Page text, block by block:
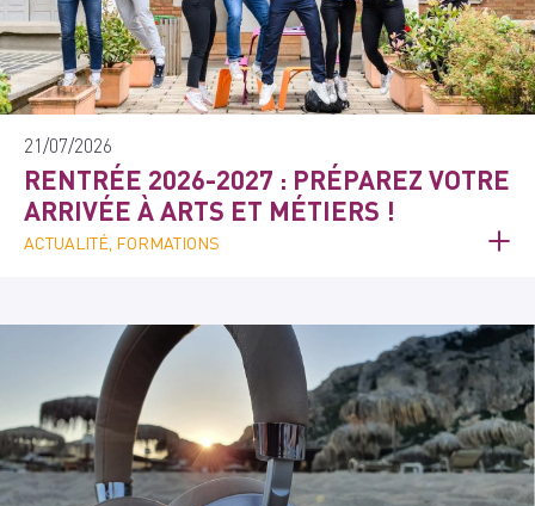
21/07/2026
RENTRÉE 2026-2027 : PRÉPAREZ VOTRE
ARRIVÉE À ARTS ET MÉTIERS !
ACTUALITÉ, FORMATIONS